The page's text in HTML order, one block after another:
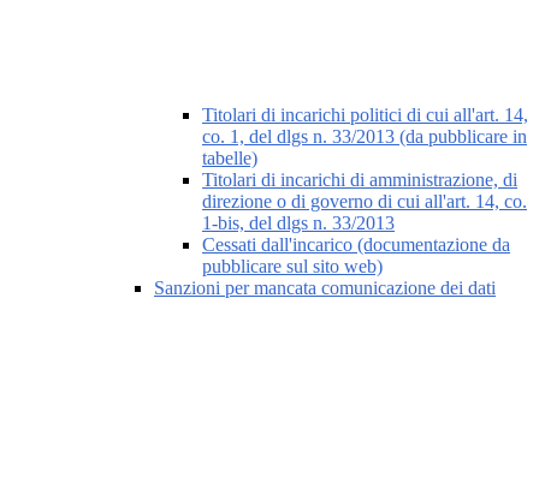
Titolari di incarichi politici di cui all'art. 14,
co. 1, del dlgs n. 33/2013 (da pubblicare in
tabelle)
Titolari di incarichi di amministrazione, di
direzione o di governo di cui all'art. 14, co.
1-bis, del dlgs n. 33/2013
Cessati dall'incarico (documentazione da
pubblicare sul sito web)
Sanzioni per mancata comunicazione dei dati